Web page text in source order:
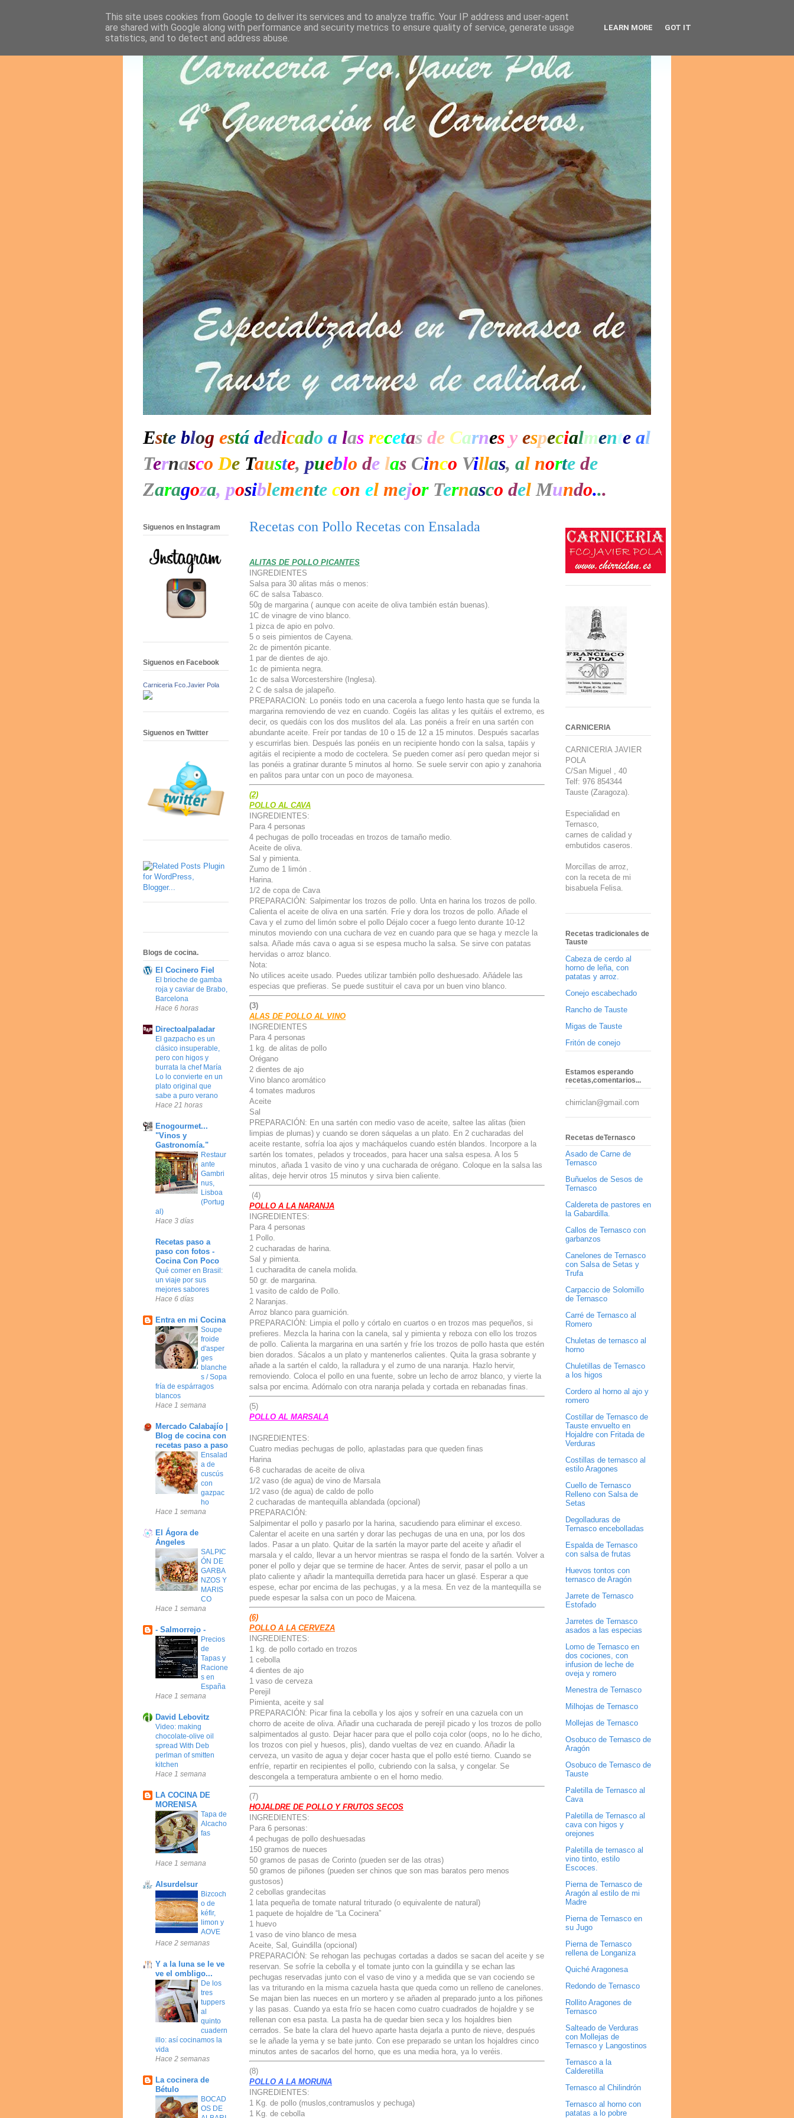
Este blog está dedicado a las recetas de Carnes y especialmente al
Ternasco De Tauste, pueblo de las Cinco Villas, al norte de
Zaragoza, posiblemente con el mejor Ternasco del Mundo...
Recetas con Pollo Recetas con Ensalada
ALITAS DE POLLO PICANTES
INGREDIENTES
Salsa para 30 alitas más o menos:
6C de salsa Tabasco.
50g de margarina ( aunque con aceite de oliva también están buenas).
1C de vinagre de vino blanco.
1 pizca de apio en polvo.
5 o seis pimientos de Cayena.
2c de pimentón picante.
1 par de dientes de ajo.
1c de pimienta negra.
1c de salsa Worcestershire (Inglesa).
2 C de salsa de jalapeño.
PREPARACION: Lo ponéis todo en una cacerola a fuego lento hasta que se funda la
margarina removiendo de vez en cuando. Cogéis las alitas y les quitáis el extremo, es
decir, os quedáis con los dos muslitos del ala. Las ponéis a freír en una sartén con
abundante aceite. Freír por tandas de 10 o 15 de 12 a 15 minutos. Después sacarlas
y escurrirlas bien. Después las ponéis en un recipiente hondo con la salsa, tapáis y
agitáis el recipiente a modo de coctelera. Se pueden comer así pero quedan mejor si
las ponéis a gratinar durante 5 minutos al horno. Se suele servir con apio y zanahoria
en palitos para untar con un poco de mayonesa.
(2)
POLLO AL CAVA
INGREDIENTES:
Para 4 personas
4 pechugas de pollo troceadas en trozos de tamaño medio.
Aceite de oliva.
Sal y pimienta.
Zumo de 1 limón .
Harina.
1/2 de copa de Cava
PREPARACIÓN: Salpimentar los trozos de pollo. Unta en harina los trozos de pollo.
Calienta el aceite de oliva en una sartén. Fríe y dora los trozos de pollo. Añade el
Cava y el zumo del limón sobre el pollo Déjalo cocer a fuego lento durante 10-12
minutos moviendo con una cuchara de vez en cuando para que se haga y mezcle la
salsa. Añade más cava o agua si se espesa mucho la salsa. Se sirve con patatas
hervidas o arroz blanco.
Nota:
No utilices aceite usado. Puedes utilizar también pollo deshuesado. Añádele las
especias que prefieras. Se puede sustituir el cava por un buen vino blanco.
(3)
ALAS DE POLLO AL VINO
INGREDIENTES
Para 4 personas
1 kg. de alitas de pollo
Orégano
2 dientes de ajo
Vino blanco aromático
4 tomates maduros
Aceite
Sal
PREPARACIÓN: En una sartén con medio vaso de aceite, saltee las alitas (bien
limpias de plumas) y cuando se doren sáquelas a un plato. En 2 cucharadas del
aceite restante, sofría loa ajos y macháquelos cuando estén blandos. Incorpore a la
sartén los tomates, pelados y troceados, para hacer una salsa espesa. A los 5
minutos, añada 1 vasito de vino y una cucharada de orégano. Coloque en la salsa las
alitas, deje hervir otros 15 minutos y sirva bien caliente.
(4)
POLLO A LA NARANJA
INGREDIENTES:
Para 4 personas
1 Pollo.
2 cucharadas de harina.
Sal y pimienta.
1 cucharadita de canela molida.
50 gr. de margarina.
1 vasito de caldo de Pollo.
2 Naranjas.
Arroz blanco para guarnición.
PREPARACIÓN: Limpia el pollo y córtalo en cuartos o en trozos mas pequeños, si
prefieres. Mezcla la harina con la canela, sal y pimienta y reboza con ello los trozos
de pollo. Calienta la margarina en una sartén y fríe los trozos de pollo hasta que estén
bien dorados. Sácalos a un plato y mantenerlos calientes. Quita la grasa sobrante y
añade a la sartén el caldo, la ralladura y el zumo de una naranja. Hazlo hervir,
removiendo. Coloca el pollo en una fuente, sobre un lecho de arroz blanco, y vierte la
salsa por encima. Adórnalo con otra naranja pelada y cortada en rebanadas finas.
(5)
POLLO AL MARSALA
INGREDIENTES:
Cuatro medias pechugas de pollo, aplastadas para que queden finas
Harina
6-8 cucharadas de aceite de oliva
1/2 vaso (de agua) de vino de Marsala
1/2 vaso (de agua) de caldo de pollo
2 cucharadas de mantequilla ablandada (opcional)
PREPARACIÓN:
Salpimentar el pollo y pasarlo por la harina, sacudiendo para eliminar el exceso.
Calentar el aceite en una sartén y dorar las pechugas de una en una, por los dos
lados. Pasar a un plato. Quitar de la sartén la mayor parte del aceite y añadir el
marsala y el caldo, llevar a un hervor mientras se raspa el fondo de la sartén. Volver a
poner el pollo y dejar que se termine de hacer. Antes de servir, pasar el pollo a un
plato caliente y añadir la mantequilla derretida para hacer un glasé. Esperar a que
espese, echar por encima de las pechugas, y a la mesa. En vez de la mantequilla se
puede espesar la salsa con un poco de Maicena.
(6)
POLLO A LA CERVEZA
INGREDIENTES:
1 kg. de pollo cortado en trozos
1 cebolla
4 dientes de ajo
1 vaso de cerveza
Perejil
Pimienta, aceite y sal
PREPARACIÓN: Picar fina la cebolla y los ajos y sofreír en una cazuela con un
chorro de aceite de oliva. Añadir una cucharada de perejil picado y los trozos de pollo
salpimentados al gusto. Dejar hacer para que el pollo coja color (oops, no lo he dicho,
los trozos con piel y huesos, plis), dando vueltas de vez en cuando. Añadir la
cerveza, un vasito de agua y dejar cocer hasta que el pollo esté tierno. Cuando se
enfríe, repartir en recipientes el pollo, cubriendo con la salsa, y congelar. Se
descongela a temperatura ambiente o en el horno medio.
(7)
HOJALDRE DE POLLO Y FRUTOS SECOS
INGREDIENTES:
Para 6 personas:
4 pechugas de pollo deshuesadas
150 gramos de nueces
50 gramos de pasas de Corinto (pueden ser de las otras)
50 gramos de piñones (pueden ser chinos que son mas baratos pero menos
gustosos)
2 cebollas grandecitas
1 lata pequeña de tomate natural triturado (o equivalente de natural)
1 paquete de hojaldre de “La Cocinera”
1 huevo
1 vaso de vino blanco de mesa
Aceite, Sal, Guindilla (opcional)
PREPARACIÓN: Se rehogan las pechugas cortadas a dados se sacan del aceite y se
reservan. Se sofríe la cebolla y el tomate junto con la guindilla y se echan las
pechugas reservadas junto con el vaso de vino y a medida que se van cociendo se
las va triturando en la misma cazuela hasta que queda como un relleno de canelones.
Se majan bien las nueces en un mortero y se añaden al preparado junto a los piñones
y las pasas. Cuando ya esta frío se hacen como cuatro cuadrados de hojaldre y se
rellenan con esa pasta. La pasta ha de quedar bien seca y los hojaldres bien
cerrados. Se bate la clara del huevo aparte hasta dejarla a punto de nieve, después
se le añade la yema y se bate junto. Con ese preparado se untan los hojaldres cinco
minutos antes de sacarlos del horno, que es una media hora, ya lo veréis.
(8)
POLLO A LA MORUNA
INGREDIENTES:
1 Kg. de pollo (muslos,contramuslos y pechuga)
1 Kg. de cebolla
Siguenos en Instagram
Siguenos en Facebook
Carniceria Fco.Javier Pola
Siguenos en Twitter
Blogs de cocina.
El Cocinero Fiel
El brioche de gamba
roja y caviar de Brabo,
Barcelona
Hace 6 horas
Directoalpaladar
El gazpacho es un
clásico insuperable,
pero con higos y
burrata la chef María
Lo lo convierte en un
plato original que
sabe a puro verano
Hace 21 horas
Enogourmet...
"Vinos y
Gastronomía."
Restaur
ante
Gambri
nus,
Lisboa
(Portug
al)
Hace 3 días
Recetas paso a
paso con fotos -
Cocina Con Poco
Qué comer en Brasil:
un viaje por sus
mejores sabores
Hace 6 días
Entra en mi Cocina
Soupe
froide
d'asper
ges
blanche
s / Sopa
fría de espárragos
blancos
Hace 1 semana
Mercado Calabajío |
Blog de cocina con
recetas paso a paso
Ensalad
a de
cuscús
con
gazpac
ho
Hace 1 semana
El Ágora de
Ángeles
SALPIC
ÓN DE
GARBA
NZOS Y
MARIS
CO
Hace 1 semana
- Salmorrejo -
Precios
de
Tapas y
Racione
s en
España
Hace 1 semana
David Lebovitz
Video: making
chocolate-olive oil
spread With Deb
perlman of smitten
kitchen
Hace 1 semana
LA COCINA DE
MORENISA
Tapa de
Alcacho
fas
Hace 1 semana
Alsurdelsur
Bizcoch
o de
kéfir,
limon y
AOVE
Hace 2 semanas
Y a la luna se le ve
ve el ombligo...
De los
tres
tuppers
al
quinto
cuadern
illo: así cocinamos la
vida
Hace 2 semanas
La cocinera de
Bétulo
BOCAD
OS DE
CARNICERIA
CARNICERIA JAVIER
POLA
C/San Miguel , 40
Telf: 976 854344
Tauste (Zaragoza).
Especialidad en
Ternasco,
carnes de calidad y
embutidos caseros.
Morcillas de arroz,
con la receta de mi
bisabuela Felisa.
Recetas tradicionales de
Tauste
Cabeza de cerdo al
horno de leña, con
patatas y arroz.
Conejo escabechado
Rancho de Tauste
Migas de Tauste
Fritón de conejo
Estamos esperando
recetas,comentarios...
chirriclan@gmail.com
Recetas deTernasco
Asado de Carne de
Ternasco
Buñuelos de Sesos de
Ternasco
Caldereta de pastores en
la Gabardilla.
Callos de Ternasco con
garbanzos
Canelones de Ternasco
con Salsa de Setas y
Trufa
Carpaccio de Solomillo
de Ternasco
Carré de Ternasco al
Romero
Chuletas de ternasco al
horno
Chuletillas de Ternasco
a los higos
Cordero al horno al ajo y
romero
Costillar de Ternasco de
Tauste envuelto en
Hojaldre con Fritada de
Verduras
Costillas de ternasco al
estilo Aragones
Cuello de Ternasco
Relleno con Salsa de
Setas
Degolladuras de
Ternasco encebolladas
Espalda de Ternasco
con salsa de frutas
Huevos tontos con
ternasco de Aragón
Jarrete de Ternasco
Estofado
Jarretes de Ternasco
asados a las especias
Lomo de Ternasco en
dos cociones, con
infusion de leche de
oveja y romero
Menestra de Ternasco
Milhojas de Ternasco
Mollejas de Ternasco
Osobuco de Ternasco de
Aragón
Osobuco de Ternasco de
Tauste
Paletilla de Ternasco al
Cava
Paletilla de Ternasco al
cava con higos y
orejones
Paletilla de ternasco al
vino tinto, estilo
Escoces.
Pierna de Ternasco de
Aragón al estilo de mi
Madre
Pierna de Ternasco en
su Jugo
Pierna de Ternasco
rellena de Longaniza
Quiché Aragonesa
Redondo de Ternasco
Rollito Aragones de
Ternasco
Salteado de Verduras
con Mollejas de
Ternasco y Langostinos
Ternasco a la
Calderetilla
Ternasco al Chilindrón
Ternasco al horno con
patatas a lo pobre
This site uses cookies from Google to deliver its services and to analyze traffic. Your IP address and user-agent
are shared with Google along with performance and security metrics to ensure quality of service, generate usage
statistics, and to detect and address abuse.
LEARN MORE GOT IT